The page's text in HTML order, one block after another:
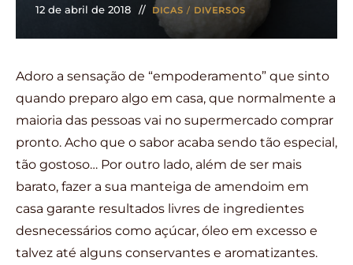
12 de abril de 2018 DICAS / DIVERSOS
Adoro a sensação de “empoderamento” que sinto
quando preparo algo em casa, que normalmente a
maioria das pessoas vai no supermercado comprar
pronto. Acho que o sabor acaba sendo tão especial,
tão gostoso… Por outro lado, além de ser mais
barato, fazer a sua manteiga de amendoim em
casa garante resultados livres de ingredientes
desnecessários como açúcar, óleo em excesso e
talvez até alguns conservantes e aromatizantes.